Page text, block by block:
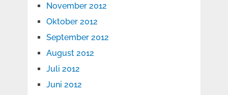
November 2012
Oktober 2012
September 2012
August 2012
Juli 2012
Juni 2012